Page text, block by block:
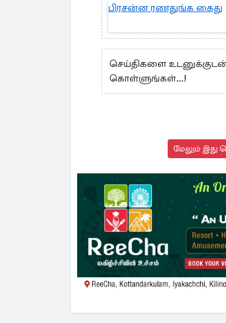
செய்திகளை
கொள்ளுங்கள்...!
மேலும் இது